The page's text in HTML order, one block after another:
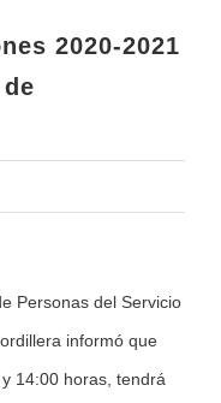
2020-2021
Personas del Servicio
informó que
14:00 horas, tendrá